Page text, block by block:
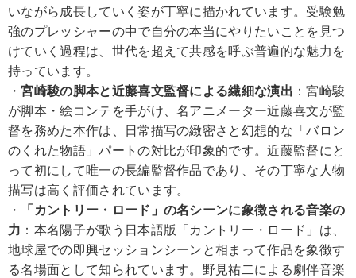
いながら成長していく姿が丁寧に描かれています。受験勉
強のプレッシャーの中で自分の本当にやりたいことを見つ
けていく過程は、世代を超えて共感を呼ぶ普遍的な魅力を
持っています。
・宮崎駿の脚本と近藤喜文監督による繊細な演出 ：宮崎駿
が脚本・絵コンテを手がけ、名アニメーター近藤喜文が監
督を務めた本作は、日常描写の緻密さと幻想的な「バロン
のくれた物語」パートの対比が印象的です。近藤監督にと
って初にして唯一の長編監督作品であり、その丁寧な人物
描写は高く評価されています。
・
「カントリー・ロード」の名シーンに象徴される音楽の
力 ：本名陽子が歌う日本語版「カントリー・ロード」は、
地球屋での即興セッションシーンと相まって作品を象徴す
る名場面として知られています。野見祐二による劇伴音楽